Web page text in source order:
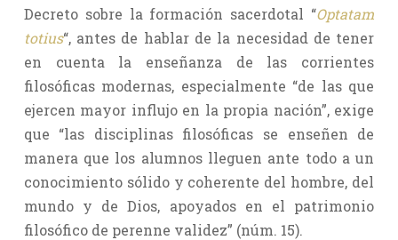
Decreto sobre la formación sacerdotal “Optatam
totius“, antes de hablar de la necesidad de tener
en cuenta la enseñanza de las corrientes
filosóficas modernas, especialmente “de las que
ejercen mayor influjo en la propia nación”, exige
que “las disciplinas filosóficas se enseñen de
manera que los alumnos lleguen ante todo a un
conocimiento sólido y coherente del hombre, del
mundo y de Dios, apoyados en el patrimonio
filosófico de perenne validez” (núm. 15).